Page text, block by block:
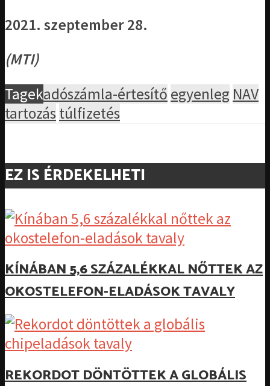
2021. szeptember 28.
(MTI)
Tagekadószámla-értesítő egyenleg NAV
tartozás túlfizetés
EZ IS ÉRDEKELHETI
KÍNÁBAN 5,6 SZÁZALÉKKAL NŐTTEK AZ
OKOSTELEFON-ELADÁSOK TAVALY
REKORDOT DÖNTÖTTEK A GLOBÁLIS